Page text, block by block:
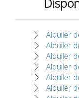
Alquiler
Alquiler
Alquiler
Alquiler
Alquiler
Alquiler